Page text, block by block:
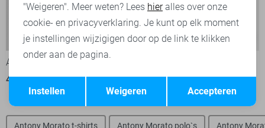
-50%
Antony Morato Vest
49,50 99,00
Nightflight
70,00 99,99
Antony Morato t-shirts Antony Morato polo`s Antony
Terug Opslaan
"Weigeren". Meer weten? Lees hieralles over onze
cookie- en privacyverklaring. Je kunt op elk moment
je instellingen wijzigigen door op de link te klikken
onder aan de pagina.
Accepteren
Weigeren
Instellen